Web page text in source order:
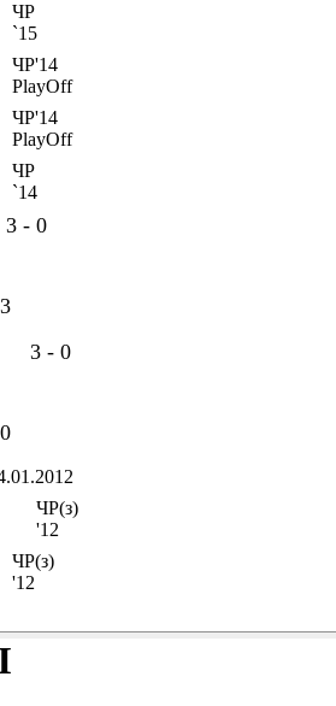
ЧР
`15
ЧР'14
PlayOff
ЧР'14
PlayOff
ЧР
`14
3 - 0
3 - 0
ЧР(з)
'12
ЧР(з)
'12